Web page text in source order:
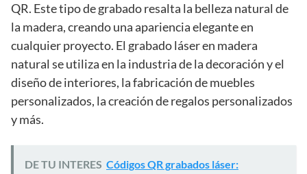
QR. Este tipo de grabado resalta la belleza natural de
la madera, creando una apariencia elegante en
cualquier proyecto. El grabado láser en madera
natural se utiliza en la industria de la decoración y el
diseño de interiores, la fabricación de muebles
personalizados, la creación de regalos personalizados
y más.
DE TU INTERES Códigos QR grabados láser: